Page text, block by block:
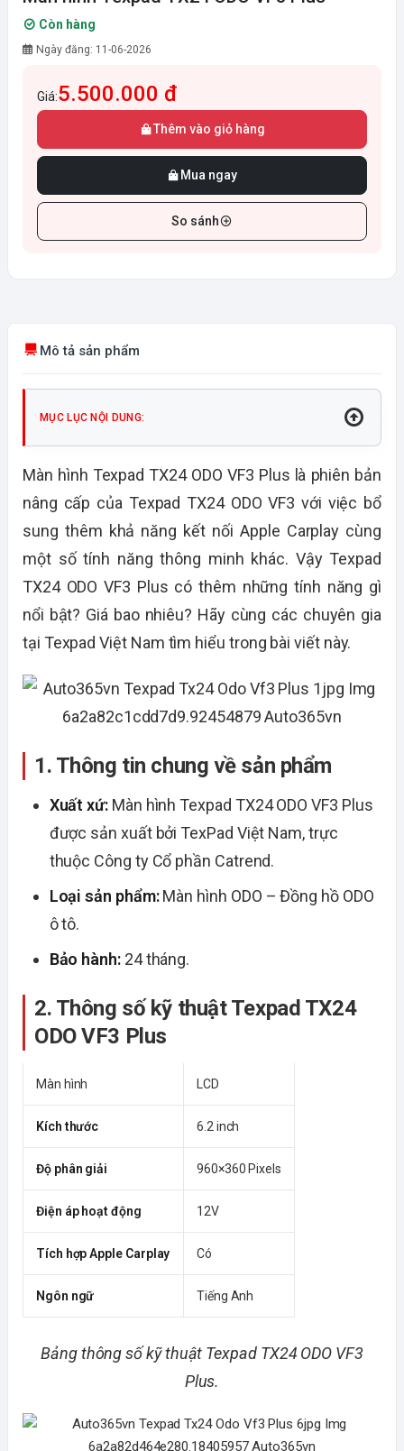
Còn hàng
Ngày đăng: 11-06-2026
Giá:5.500.000 đ
Thêm vào giỏ hàng
Mua ngay
So sánh
Mô tả sản phẩm
MỤC LỤC NỘI DUNG:
Màn hình Texpad TX24 ODO VF3 Plus là phiên bản
nâng cấp của Texpad TX24 ODO VF3 với việc bổ
sung thêm khả năng kết nối Apple Carplay cùng
một số tính năng thông minh khác. Vậy Texpad
TX24 ODO VF3 Plus có thêm những tính năng gì
nổi bật? Giá bao nhiêu? Hãy cùng các chuyên gia
tại Texpad Việt Nam tìm hiểu trong bài viết này.
1. Thông tin chung về sản phẩm
Xuất xứ: Màn hình Texpad TX24 ODO VF3 Plus
được sản xuất bởi TexPad Việt Nam, trực
thuộc Công ty Cổ phần Catrend.
Loại sản phẩm:Màn hình ODO – Đồng hồ ODO
ô tô.
Bảo hành: 24 tháng.
2. Thông số kỹ thuật Texpad TX24
ODO VF3 Plus
Màn hình LCD
Kích thước 6.2 inch
Độ phân giải 960×360 Pixels
Điện áp hoạt động 12V
Tích hợp Apple Carplay Có
Ngôn ngữ Tiếng Anh
Bảng thông số kỹ thuật Texpad TX24 ODO VF3
Plus.